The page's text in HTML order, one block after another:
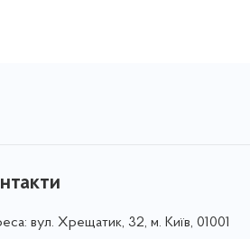
вул. Хрещатик, 32, м. Київ, 01001